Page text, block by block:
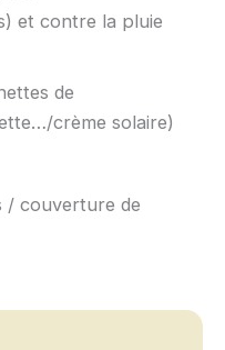
et contre la pluie
de
crème solaire)
/ couverture de